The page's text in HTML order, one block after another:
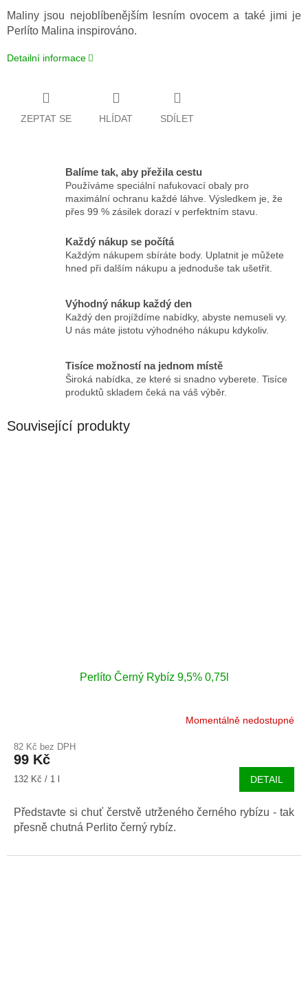
Maliny jsou nejoblíbenějším lesním ovocem a také jimi je
Perlíto Malina inspirováno.
Detailní informace
ZEPTAT SE HLÍDAT SDÍLET
Balíme tak, aby přežila cestu
Používáme speciální nafukovací obaly pro
maximální ochranu každé láhve. Výsledkem je, že
přes 99 % zásilek dorazí v perfektním stavu.
Každý nákup se počítá
Každým nákupem sbíráte body. Uplatnit je můžete
hned při dalším nákupu a jednoduše tak ušetřit.
Výhodný nákup každý den
Každý den projíždíme nabídky, abyste nemuseli vy.
U nás máte jistotu výhodného nákupu kdykoliv.
Tisíce možností na jednom místě
Široká nabídka, ze které si snadno vyberete. Tisíce
produktů skladem čeká na váš výběr.
Související produkty
Perlíto Černý Rybíz 9,5% 0,75l
Momentálně nedostupné
82 Kč bez DPH
99 Kč
Měrná
132 Kč / 1 l DETAIL
Představte si chuť čerstvě utrženého černého rybízu - tak
přesně chutná Perlito černý rybíz.